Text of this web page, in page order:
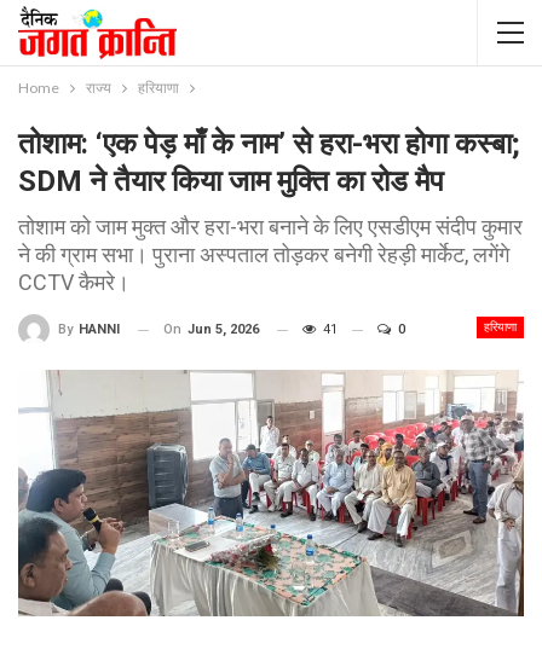
Home राज्य हरियाणा
तोशाम: ‘एक पेड़ माँ के नाम’ से हरा-भरा होगा कस्बा;
SDM ने तैयार किया जाम मुक्ति का रोड मैप
तोशाम को जाम मुक्त और हरा-भरा बनाने के लिए एसडीएम संदीप कुमार
ने की ग्राम सभा। पुराना अस्पताल तोड़कर बनेगी रेहड़ी मार्केट, लगेंगे
CCTV कैमरे।
हरियाणा
By HANNI On Jun 5, 2026 41 0